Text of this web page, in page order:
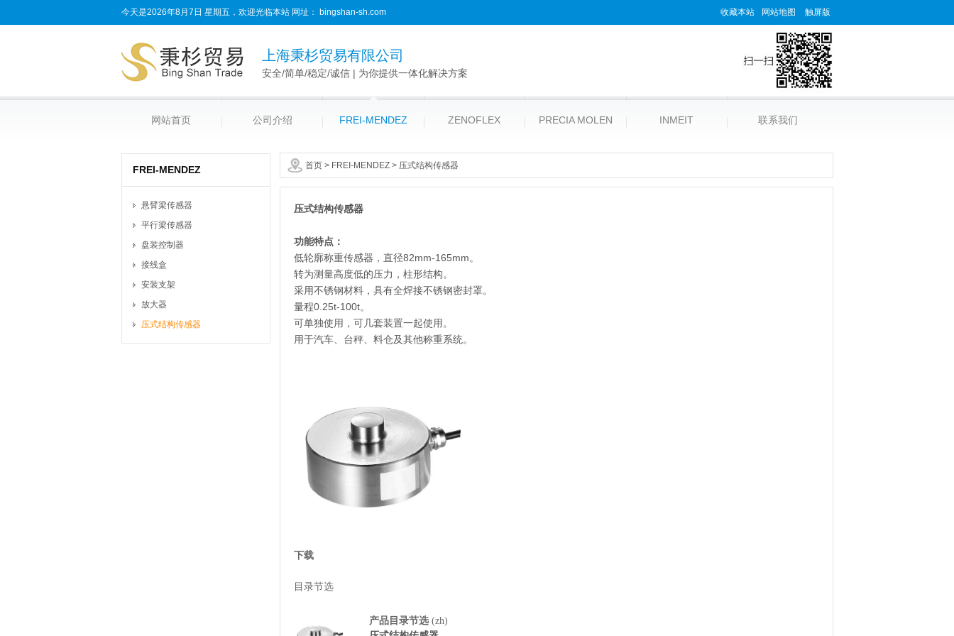
今天是2026年8月7日 星期五，欢迎光临本站 网址： bingshan-sh.com 收藏本站 网站地图 触屏版
上海秉杉贸易有限公司
安全/简单/稳定/诚信 | 为你提供一体化解决方案
网站首页 公司介绍 FREI-MENDEZ ZENOFLEX PRECIA MOLEN INMEIT 联系我们
首页> FREI-MENDEZ> 压式结构传感器
FREI-MENDEZ
悬臂梁传感器
平行梁传感器
盘装控制器
接线盒
安装支架
放大器
压式结构传感器
压式结构传感器
功能特点：
低轮廓称重传感器，直径82mm-165mm。
转为测量高度低的压力，柱形结构。
采用不锈钢材料，具有全焊接不锈钢密封罩。
量程0.25t-100t。
可单独使用，可几套装置一起使用。
用于汽车、台秤、料仓及其他称重系统。
下载
目录节选
产品目录节选 (zh)